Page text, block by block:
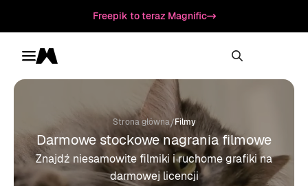
Freepik to teraz Magnific
Toggle menu
Magnific
Strona główna/Filmy
Darmowe stockowe nagrania filmowe
Znajdź niesamowite filmiki i ruchome grafiki na
darmowej licencji